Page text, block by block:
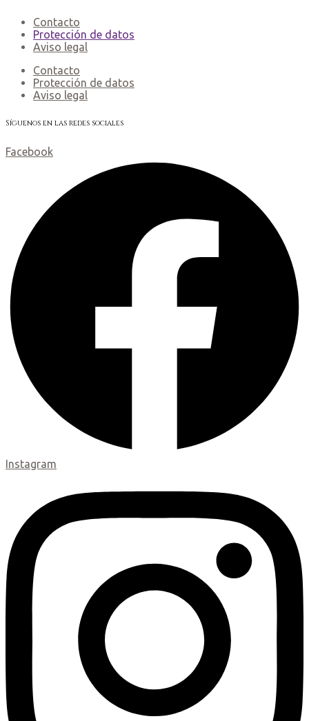
Contacto
Protección de datos
Aviso legal
Contacto
Protección de datos
Aviso legal
Síguenos en las redes sociales
Facebook
Instagram